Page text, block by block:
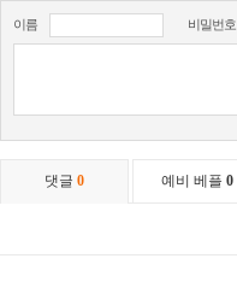
이름 비밀번호
댓글 0 예비 베플 0